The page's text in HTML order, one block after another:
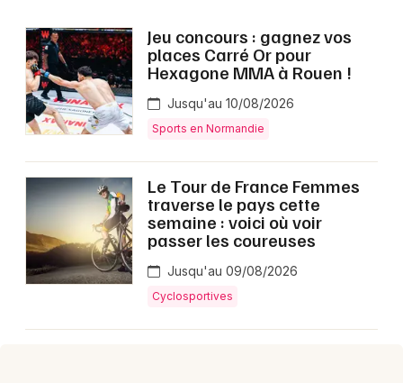
Sports
Soirées
Sorties famille
Expos
Sorties & loisirs
Aujourd'hui dans la Seine-Maritime
Aujourd'hui en Haute-Normandie
Aujourd'hui en Normandie
Paris
Strasbourg
Toulouse
Toutes les villes
Jeu concours : gagnez vos
places Carré Or pour
Hexagone MMA à Rouen !
Jusqu'au 10/08/2026
Sports en Normandie
Le Tour de France Femmes
traverse le pays cette
semaine : voici où voir
passer les coureuses
Jusqu'au 09/08/2026
Cyclosportives